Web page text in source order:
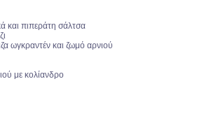
και πιπεράτη σάλτσα
ωγκραντέν και ζωμό αρνιού
με κολίανδρο